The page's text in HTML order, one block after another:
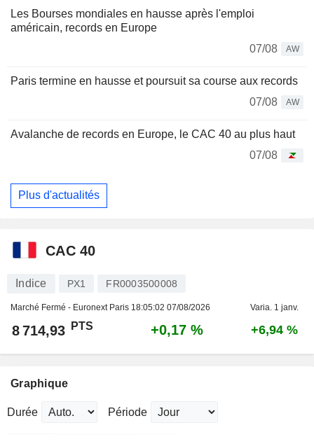
Les Bourses mondiales en hausse après l'emploi
américain, records en Europe
07/08
AW
Paris termine en hausse et poursuit sa course aux records
07/08
AW
Avalanche de records en Europe, le CAC 40 au plus haut
07/08
Plus d'actualités
CAC 40
Indice PX1 FR0003500008
Marché Fermé - Euronext Paris 18:05:02 07/08/2026 Varia. 1 janv.
8 714,93 PTS +0,17 % +6,94 %
Graphique
Durée Période